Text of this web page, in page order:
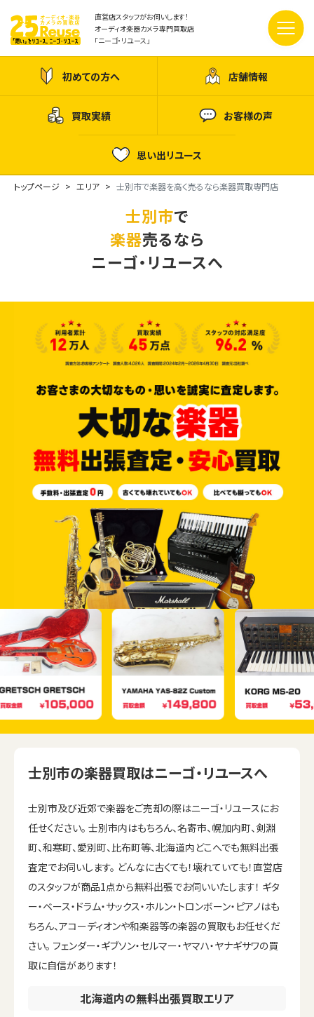
直営店スタッフがお伺いします！
オーディオ楽器カメラ専門買取店
「ニーゴ・リユース」
初めての方へ 店舗情報
買取実績 お客様の声
思い出リユース
トップページ エリア 士別市で楽器を高く売るなら楽器買取専門店
士別市で
楽器売るなら
ニーゴ・リユースへ
士別市の楽器買取はニーゴ・リユースへ
士別市及び近郊で楽器をご売却の際はニーゴ・リユースにお
任せください。 士別市内はもちろん、名寄市、幌加内町、剣淵
町、和寒町、愛別町、比布町等、北海道内どこへでも無料出張
査定でお伺いします。 どんなに古くても！壊れていても！直営店
のスタッフが商品1点から無料出張でお伺いいたします！ ギタ
ー・ベース・ドラム・サックス・ホルン・トロンボーン・ピアノはも
ちろん、アコーディオンや和楽器等の楽器の買取もお任せくだ
さい。 フェンダー・ギブソン・セルマー・ヤマハ・ヤナギサワの買
取に自信があります！
北海道内の無料出張買取エリア